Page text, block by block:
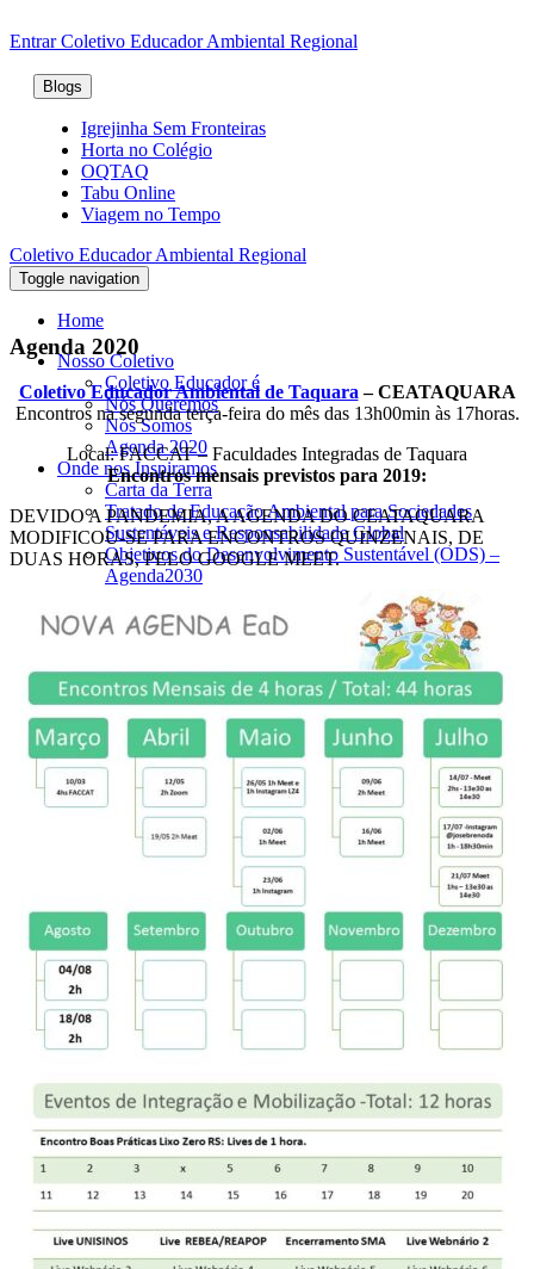
EntrarColetivo Educador Ambiental Regional
Blogs
Igrejinha Sem Fronteiras
Horta no Colégio
OQTAQ
Tabu Online
Viagem no Tempo
Coletivo Educador Ambiental Regional
Toggle navigation
Home
Nosso Coletivo
Coletivo Educador é
Nós Queremos
Nós Somos
Agenda 2020
Onde nos Inspiramos
Carta da Terra
Tratado de Educação Ambiental para Sociedades
Sustentáveis e Responsabilidade Global
Objetivos do Desenvolvimento Sustentável (ODS) –
Agenda2030
O que nos Sustenta
ProMEA – Programa Municipal de Educação
COM-VIDA nas escolas de Taquara
Sala Verde
Biblioteca de EA
Nossas Feituras
Rio do Nosso Bairro
Observando Rios
Projeto Ponto EcoPedagógico
Projeto Game Educativo EcoSolidário
Semana do Meio Ambiente Virtual das Escolas de
Educação Científica
Agenda 2020
Coletivo Educador Ambiental de Taquara– CEATAQUARA
Encontros na segunda terça-feira do mês das 13h00min às 17horas.
Local: FACCAT – Faculdades Integradas de Taquara
Encontros mensais previstos para 2019:
DEVIDO A PANDEMIA, A AGENDA DO CEATAQUARA
MODIFICOU-SE PARA ENCONTROS QUINZENAIS, DE
DUAS HORAS, PELO GOOGLE MEET.